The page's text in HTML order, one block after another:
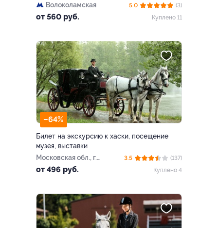
Волоколамская
от 560 руб.
5.0
(3)
Куплено 11
–64%
Билет на экскурсию к хаски, посещение
музея, выставки
Московская обл., г.
Дзержинский, ул. Лесная,
от 496 руб.
3.5
(137)
Куплено 4